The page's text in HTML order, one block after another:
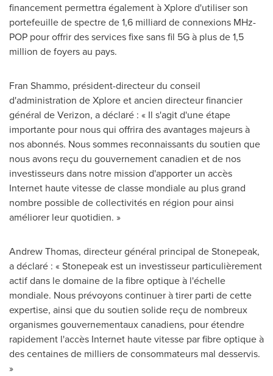
financement permettra également à Xplore d'utiliser son
portefeuille de spectre de 1,6 milliard de connexions MHz-
POP pour offrir des services fixe sans fil 5G à plus de 1,5
million de foyers au pays.
Fran Shammo, président-directeur du conseil
d'administration de Xplore et ancien directeur financier
général de Verizon, a déclaré : « Il s'agit d'une étape
importante pour nous qui offrira des avantages majeurs à
nos abonnés. Nous sommes reconnaissants du soutien que
nous avons reçu du gouvernement canadien et de nos
investisseurs dans notre mission d'apporter un accès
Internet haute vitesse de classe mondiale au plus grand
nombre possible de collectivités en région pour ainsi
améliorer leur quotidien. »
Andrew Thomas, directeur général principal de Stonepeak,
a déclaré : « Stonepeak est un investisseur particulièrement
actif dans le domaine de la fibre optique à l'échelle
mondiale. Nous prévoyons continuer à tirer parti de cette
expertise, ainsi que du soutien solide reçu de nombreux
organismes gouvernementaux canadiens, pour étendre
rapidement l'accès Internet haute vitesse par fibre optique à
des centaines de milliers de consommateurs mal desservis.
»